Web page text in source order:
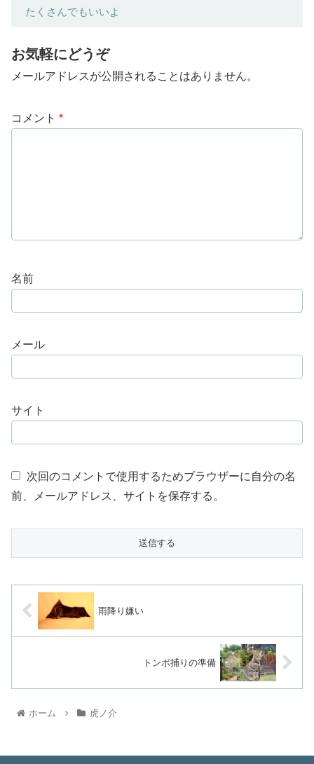
たくさんでもいいよ
お気軽にどうぞ
メールアドレスが公開されることはありません。
コメント *
名前
メール
サイト
次回のコメントで使用するためブラウザーに自分の名
前、メールアドレス、サイトを保存する。
雨降り嫌い
トンボ捕りの準備
ホーム 虎ノ介